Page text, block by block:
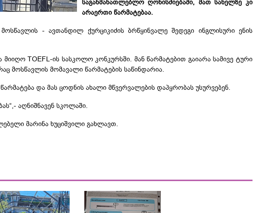
საგანმანათლებლო ღონისძიებაში, მათ სახელზე კი
არაერთი წარმატებაა.
მოსწავლის - ავთანდილ ქურციკიძის ბრწყინვალე შედეგი ინგლისური ენის
მიიღოTOEFL-ის სასკოლო კონკურსში. მან წარმატებით გაიარა სამივე ტური
მოსწავლის მომავალი წარმატების საწინდარია.
და მას ცოდნის ახალი მწვერვალების დაპყრობას უსურვებენ.
აღნიშნავენ სკოლაში.
მარინა ხუციშვილი გახლავთ.